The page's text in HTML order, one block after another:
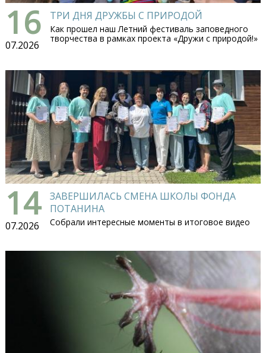
16
07.2026
ТРИ ДНЯ ДРУЖБЫ С ПРИРОДОЙ
Как прошел наш Летний фестиваль заповедного
творчества в рамках проекта «Дружи с природой!»
14
07.2026
ЗАВЕРШИЛАСЬ СМЕНА ШКОЛЫ ФОНДА
ПОТАНИНА
Собрали интересные моменты в итоговое видео